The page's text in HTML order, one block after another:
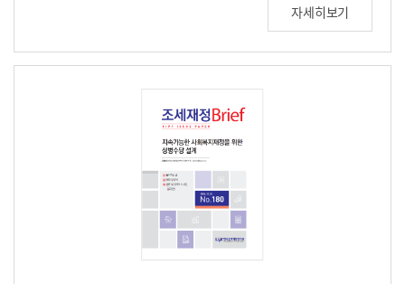
자세히보기